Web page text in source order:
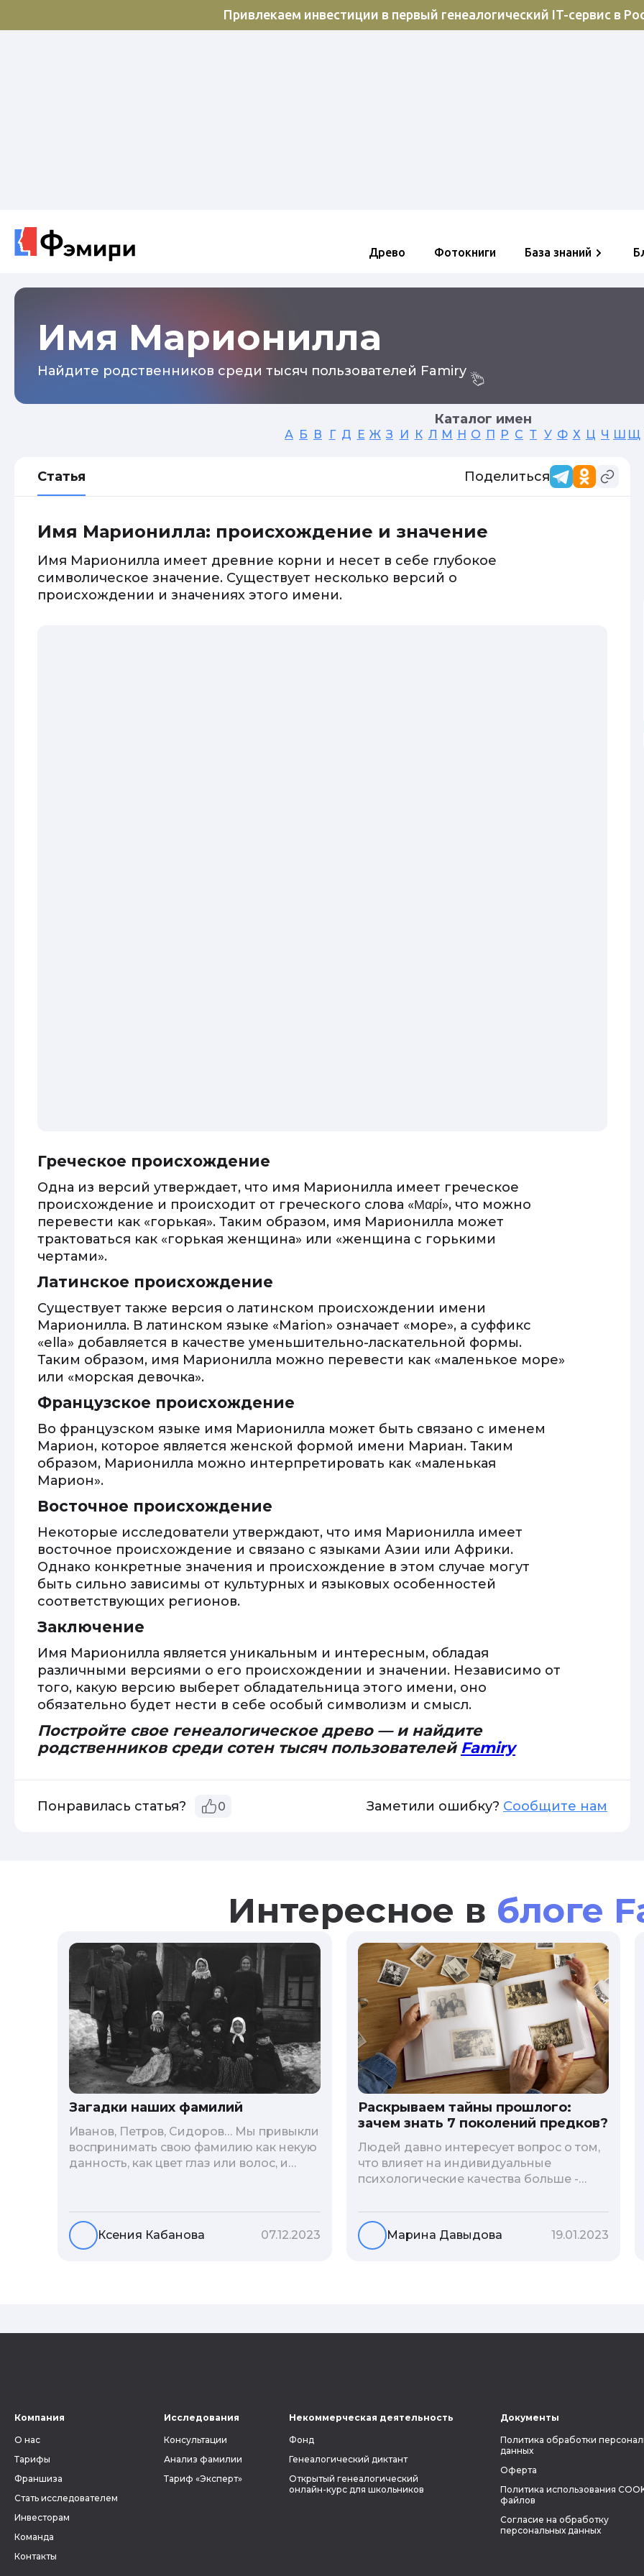
Привлекаем инвестиции в первый генеалогический IT-сервис в
Древо Фотокниги База знаний
Имя Марионилла
Найдите родственников среди тысяч пользователей Famiry
Каталог имен
А Б В Г Д Е Ж З И К Л М Н О П Р С Т У Ф Х Ц Ч Ш Щ
Статья Поделиться
Имя Марионилла: происхождение и значение
Имя Марионилла имеет древние корни и несет в себе глубокое
символическое значение. Существует несколько версий о
происхождении и значениях этого имени.
Греческое происхождение
Одна из версий утверждает, что имя Марионилла имеет греческое
происхождение и происходит от греческого слова «Μαρί», что можно
перевести как «горькая». Таким образом, имя Марионилла может
трактоваться как «горькая женщина» или «женщина с горькими
чертами».
Латинское происхождение
Существует также версия о латинском происхождении имени
Марионилла. В латинском языке «Marion» означает «море», а суффикс
«ella» добавляется в качестве уменьшительно-ласкательной формы.
Таким образом, имя Марионилла можно перевести как «маленькое море»
или «морская девочка».
Французское происхождение
Во французском языке имя Марионилла может быть связано с именем
Марион, которое является женской формой имени Мариан. Таким
образом, Марионилла можно интерпретировать как «маленькая
Марион».
Восточное происхождение
Некоторые исследователи утверждают, что имя Марионилла имеет
восточное происхождение и связано с языками Азии или Африки.
Однако конкретные значения и происхождение в этом случае могут
быть сильно зависимы от культурных и языковых особенностей
соответствующих регионов.
Заключение
Имя Марионилла является уникальным и интересным, обладая
различными версиями о его происхождении и значении. Независимо от
того, какую версию выберет обладательница этого имени, оно
обязательно будет нести в себе особый символизм и смысл.
Постройте свое генеалогическое древо — и найдите
родственников среди сотен тысяч пользователей Famiry
Понравилась статья? 0 Заметили ошибку? Сообщите нам
Интересное в блоге
Загадки наших фамилий
Иванов, Петров, Сидоров… Мы привыкли
воспринимать свою фамилию как некую
данность, как цвет глаз или волос, и
неблагозвучной или, наоборот,
«дворянской» фамилией, и какие
секреты она может раскрыть о судьбе
Ксения Кабанова 07.12.2023
Раскрываем тайны прошлого:
зачем знать 7 поколений предков?
Людей давно интересует вопрос о том,
что влияет на индивидуальные
психологические качества больше -
человека. В астрологической практике
существует понятие геноскоп - влияние
семи поколений предков на судьбу
Марина Давыдова 19.01.2023
Компания
О нас
Тарифы
Франшиза
Стать исследователем
Инвесторам
Команда
Контакты
Исследования
Консультации
Анализ фамилии
Тариф «Эксперт»
Некоммерческая деятельность
Фонд
Генеалогический диктант
Открытый генеалогический
онлайн-курс для школьников
Документы
Политика обработки
данных
Оферта
Политика использования
файлов
Согласие на обработку
персональных данных